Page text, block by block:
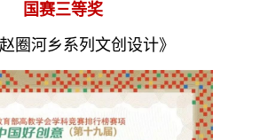
国赛三等奖
圈河乡系列文创设计》